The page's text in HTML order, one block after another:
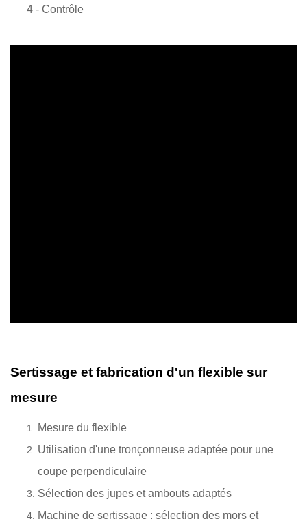
4 - Contrôle
Sertissage et fabrication d'un flexible sur
mesure
Mesure du flexible
Utilisation d'une tronçonneuse adaptée pour une
coupe perpendiculaire
Sélection des jupes et ambouts adaptés
Machine de sertissage : sélection des mors et